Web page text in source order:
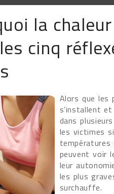
la
cinq
Alors que les
s’installent
dans
les victimes
températures
peuvent voir
leur
les plus
surchauffe.